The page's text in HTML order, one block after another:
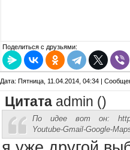
Поделиться с друзьями:
Дата: Пятница, 11.04.2014, 04:34 |
Цитата admin ()
По идее вот он: http://
Youtube-Gmail-Google-